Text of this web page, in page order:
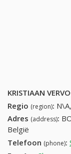
KRISTIAAN
Regio (region):
Adres (address):
België
Telefoon (phone):